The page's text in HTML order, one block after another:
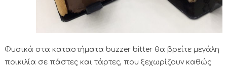
Φυσικά στα καταστήματα buzzer bitter θα βρείτε μεγάλη
ποικιλία σε πάστες και τάρτες, που ξεχωρίζουν καθώς